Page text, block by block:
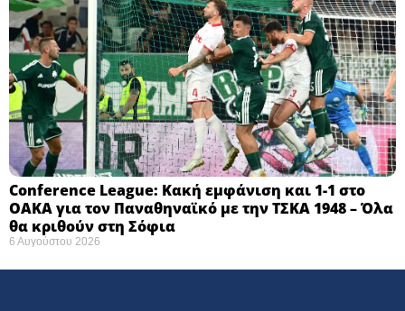
Conference League: Κακή εμφάνιση και 1-1 στο
ΟΑΚΑ για τον Παναθηναϊκό με την ΤΣΚΑ 1948 – Όλα
θα κριθούν στη Σόφια ​
6 Αυγούστου 2026